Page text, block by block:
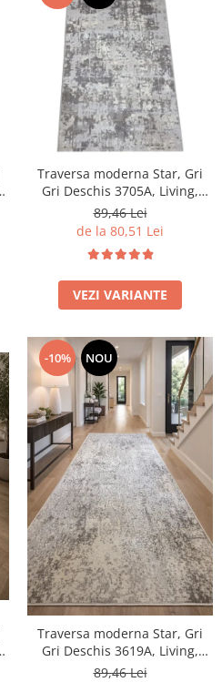
Traversa moderna Star, Gri
Gri Deschis 3705A, Living,
Dormitor, Hol, 80 x 250 cm
89,46 Lei
de la 80,51 Lei
VEZI VARIANTE
-10% NOU
Traversa moderna Star, Gri
Gri Deschis 3619A, Living,
Dormitor, Hol, 80 x 250 cm
89,46 Lei